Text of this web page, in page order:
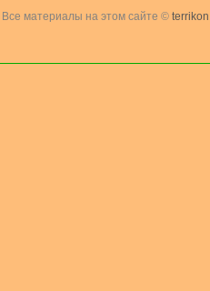
Все материалы на этом сайте ©